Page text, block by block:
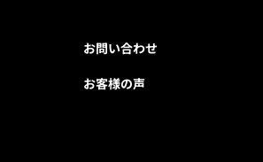
お問い合わせ
お客様の声